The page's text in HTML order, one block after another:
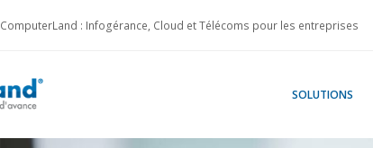
ComputerLand : Infogérance, Cloud et Télécoms pour les entreprises
SOLUTIONS